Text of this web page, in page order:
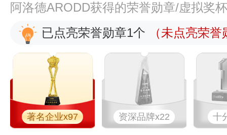
阿洛德ARODD获得的荣誉勋章/虚拟奖
已点亮荣誉勋章1个
（未点亮荣
著名企业x97 资深品牌x22 十